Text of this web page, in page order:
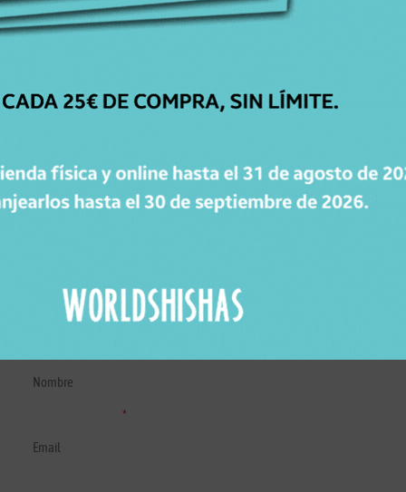
ENTREGA
EN 24H-48H
DEVOLUCIÓN
Dispones de 15 días para cambiar de opinión.
SUSCRÍBETE A LA NEWSLETTER DE WORLDSHISHAS
Recibe novedades, consejos y promociones de Worldshishas.